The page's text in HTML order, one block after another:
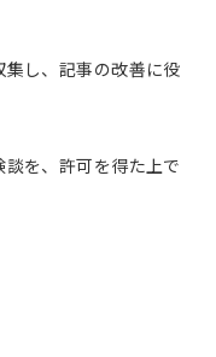
し、記事の改善に役
を、許可を得た上で